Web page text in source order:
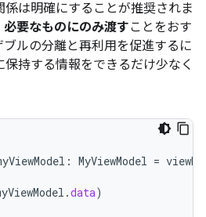
は明確にすることが推奨されま
要なものにのみ渡す ことをおす
ルの分離と再利用を促進するに
持する情報をできるだけ少なく
: MyViewModel =
.data)